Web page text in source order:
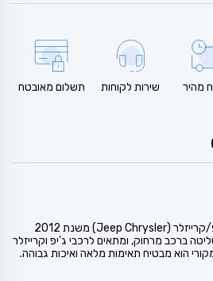
מהיר שירות לקוחות תשלום מאובטח
השלט החכם המקורי לרכב ג'יפ/קרייזלר (Jeep Chrysler) משנת 2012
ברכב מרחוק, ומתאים לרכבי ג'יפ וקרייזלר
הוא מבטיח תאימות מלאה ואיכות גבוהה.